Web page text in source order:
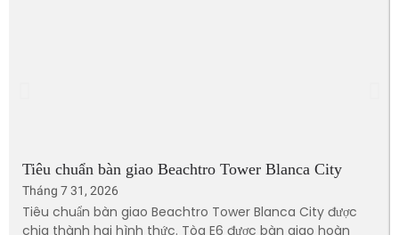
Tiêu chuẩn bàn giao Beachtro Tower Blanca City
Tháng 7 31, 2026
Tiêu chuẩn bàn giao Beachtro Tower Blanca City được
chia thành hai hình thức. Tòa E6 được bàn giao hoàn